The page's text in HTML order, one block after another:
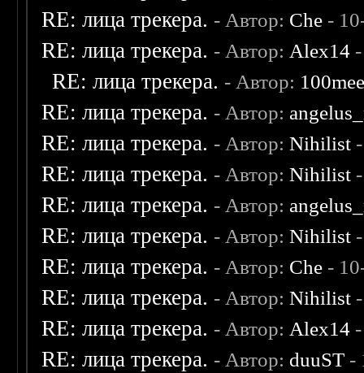
RE: лица трекера. - Автор: Che -
RE: лица трекера. - Автор: Alex14
RE: лица трекера. - Автор:
RE: лица трекера. - Автор:
RE: лица трекера. - Автор:Nihilist
RE: лица трекера. - Автор:Nihilist
RE: лица трекера. - Автор:
RE: лица трекера. - Автор:Nihilist
RE: лица трекера. - Автор: Che -
RE: лица трекера. - Автор:Nihilist
RE: лица трекера. - Автор: Alex14
RE: лица трекера. - Автор: duuST -